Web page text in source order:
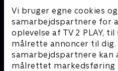
Vi bruger egne cookies
samarbejdspartnere for
oplevelse af TV 2 PLAY,
målrette annoncer til dig.
samarbejdspartnere kan
målrettet markedsføring
Danmarks dummeste
TV-Shows • 1 sæsoner